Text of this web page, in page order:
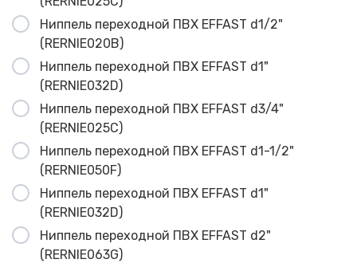
Ниппель переходной ПВХ EFFAST d1/2"
(RERNIE020B)
Ниппель переходной ПВХ EFFAST d1"
(RERNIE032D)
Ниппель переходной ПВХ EFFAST d3/4"
(RERNIE025C)
Ниппель переходной ПВХ EFFAST d1-1/2"
(RERNIE050F)
Ниппель переходной ПВХ EFFAST d1"
(RERNIE032D)
Ниппель переходной ПВХ EFFAST d2"
(RERNIE063G)